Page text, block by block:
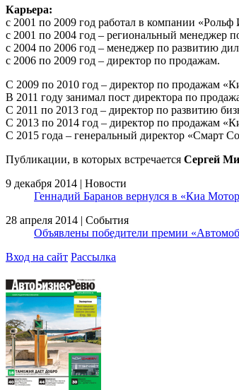
Карьера:
с 2001 по 2009 год работал в компании «Рольф
с 2001 по 2004 год – региональный менеджер
с 2004 по 2006 год – менеджер по развитию
с 2006 по 2009 год – директор по продажам.
С 2009 по 2010 год – директор по продажам
В 2011 году занимал пост директора по
С 2011 по 2013 год – директор по развитию
С 2013 по 2014 год – директор по продажам
С 2015 года – генеральный директор «Смарт
Публикации, в которых встречается Сергей
9 декабря 2014 | Новости
Геннадий Баранов вернулся в «Киа
28 апреля 2014 | События
Объявлены победители премии
Вход на сайт Рассылка